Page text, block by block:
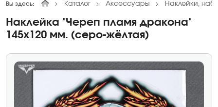
Вы здесь: Каталог Аксессуары Наклейки,
Наклейка "Череп пламя дракона"
145х120 мм. (серо-жёлтая)